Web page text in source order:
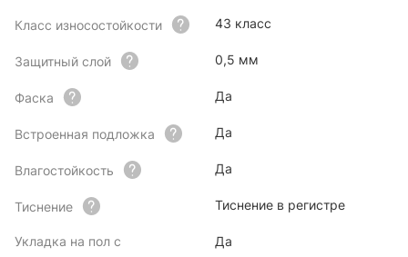
Класс износостойкости 43 класс
Защитный слой 0,5 мм
Фаска Да
Встроенная подложка Да
Влагостойкость Да
Тиснение Тиснение в регистре
Укладка на пол с
Да